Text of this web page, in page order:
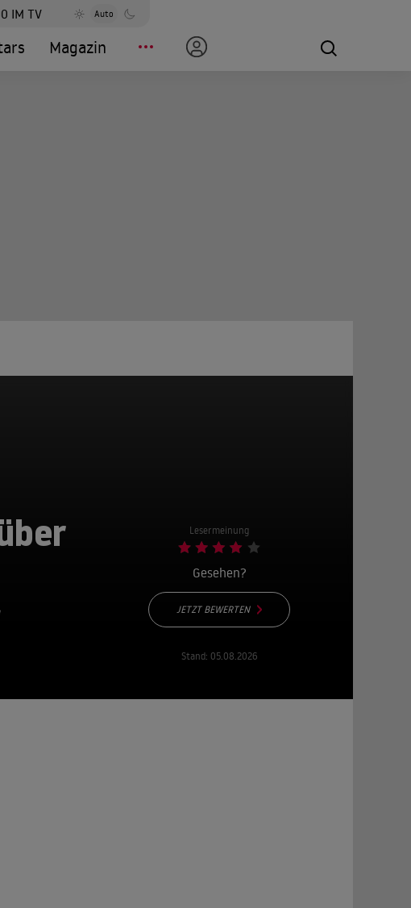
IM TV Auto
Magazin
Lesermeinung
Gesehen?
JETZT BEWERTEN
Stand: 05.08.2026